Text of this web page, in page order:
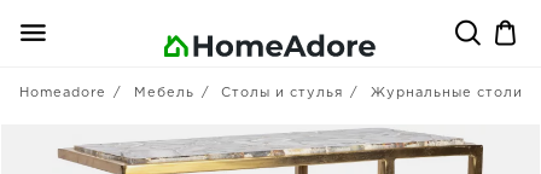
Homeadore Мебель Столы и стулья Журнальные столики